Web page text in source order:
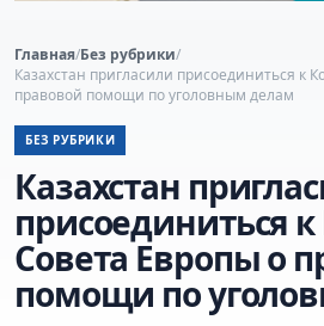
Главная/Без рубрики/
Казахстан пригласили присоединиться к
правовой помощи по уголовным делам
БЕЗ РУБРИКИ
Казахстан
присоединиться
Совета Европы о
помощи по